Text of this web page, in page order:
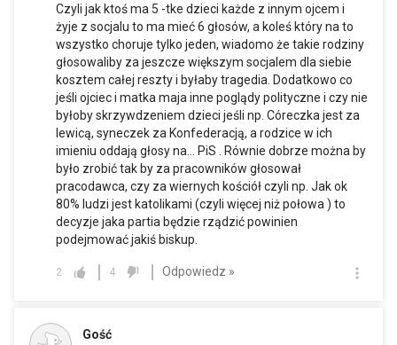
Czyli jak ktoś ma 5 -tke dzieci każde z innym ojcem i
żyje z socjalu to ma mieć 6 głosów, a koleś który na to
wszystko choruje tylko jeden, wiadomo że takie rodziny
głosowaliby za jeszcze większym socjalem dla siebie
kosztem całej reszty i byłaby tragedia. Dodatkowo co
jeśli ojciec i matka maja inne poglądy polityczne i czy nie
byłoby skrzywdzeniem dzieci jeśli np. Córeczka jest za
lewicą, syneczek za Konfederacją, a rodzice w ich
imieniu oddają głosy na… PiS . Równie dobrze można by
było zrobić tak by za pracowników głosował
pracodawca, czy za wiernych kościół czyli np. Jak ok
80% ludzi jest katolikami (czyli więcej niż połowa ) to
decyzje jaka partia będzie rządzić powinien
podejmować jakiś biskup.
2 4 Odpowiedz »
Gość